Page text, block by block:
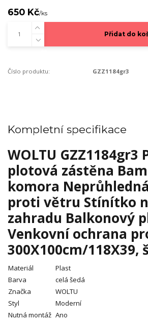
650 Kč/ks
Přidat do
Číslo produktu: GZZ1184gr3
Kompletní specifikace
WOLTU GZZ1184gr3
plotová zástěna
komora
proti větru Stínítko
zahradu Balkonový
Venkovní ochrana
300X100cm/118X39,
Materiál
Plast
Barva
celá šedá
Značka
WOLTU
Styl
Moderní
Nutná montáž Ano